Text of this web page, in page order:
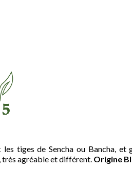
tiges de Sencha ou Bancha, et
, très agréable et différent. Origine